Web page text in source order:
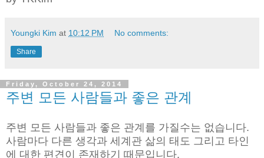
Youngki Kim at 10:12 PM No comments:
Share
Friday, October 24, 2014
주변 모든 사람들과 좋은 관계
주변 모든 사람들과 좋은 관계를 가질수는 없습니다.
사람마다 다른 생각과 세계관 삶의 태도 그리고 타인
에 대한 편견이 존재하기 때문입니다.